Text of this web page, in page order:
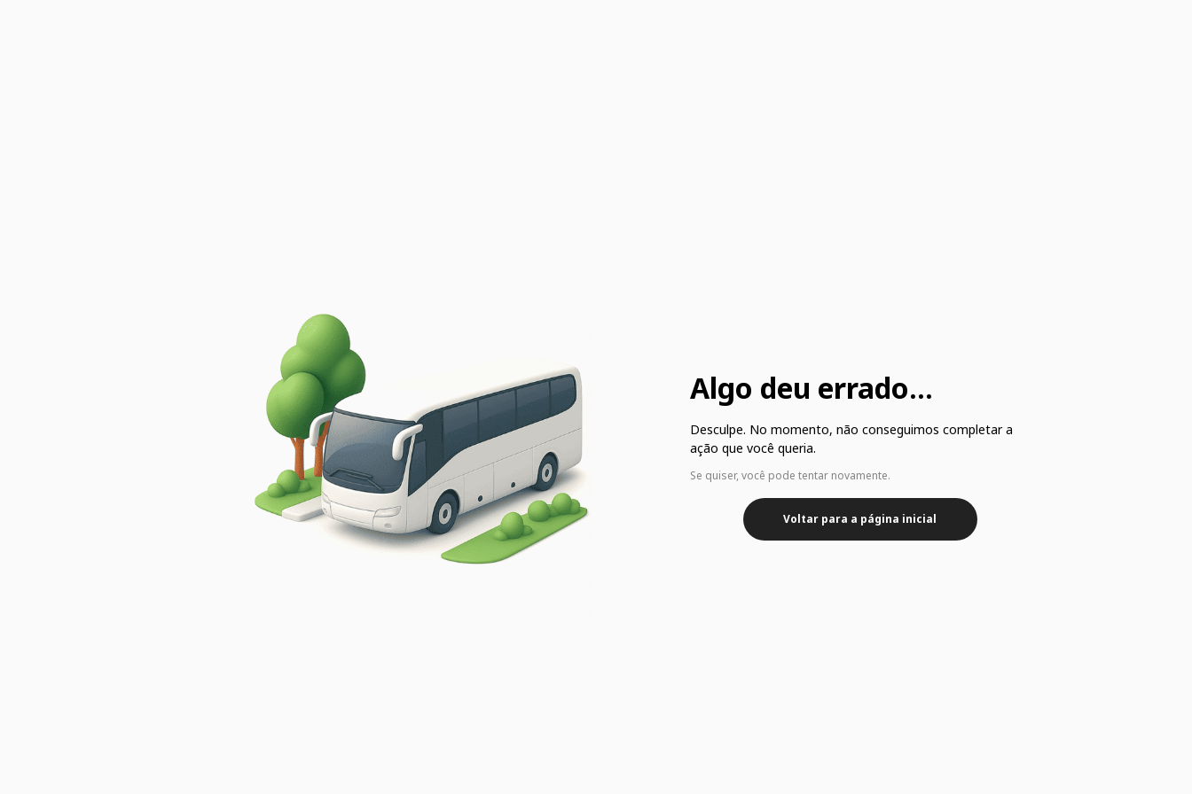
Algo deu errado...
Desculpe. No momento, não conseguimos completar a
ação que você queria.
Se quiser, você pode tentar novamente.
Voltar para a página inicial